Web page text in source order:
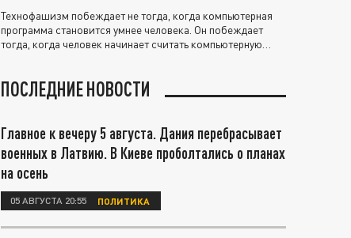
Технофашизм побеждает не тогда, когда компьютерная
программа становится умнее человека. Он побеждает
тогда, когда человек начинает считать компьютерную
ПОСЛЕДНИЕ НОВОСТИ
Главное к вечеру 5 августа. Дания перебрасывает
военных в Латвию. В Киеве проболтались о планах
на осень
05 АВГУСТА 20:55 ПОЛИТИКА